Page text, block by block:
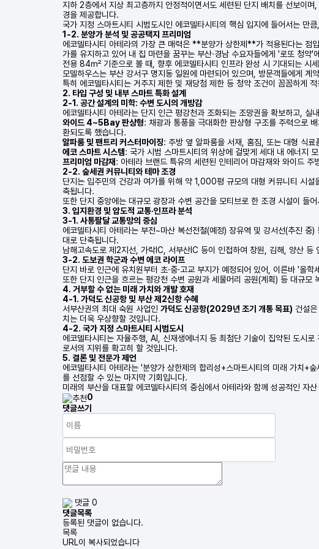
지하 2층에서 지상 최고층까지 안정적이면서도 세련된 단지 배치를 선보
경을 제공합니다.
국가 지정 스마트시티 시범도시인 에코델타시티의 핵심 입지에 들어서는 만
1-2. 분양가 분석 및 공공택지 프리미엄
에코델타시티 아테라의 가장 큰 매력은 **분양가 상한제**가 적용된다는 점
가를 유지하고 있어 내 집 마련을 꿈꾸는 부산·경남 수요자들에게 '로또 청약'
전용 84㎡ 기준으로 볼 때, 향후 에코델타시티 인프라 완성 시 기대되는 시
모델하우스는 부산 강서구 명지동 일원에 마련되어 있으며, 방문객들에게
특히 에코델타시티는 거주지 제한 및 재당첨 제한 등 청약 조건이 꼼꼼하게
2. 타입 구성 및 내부 스마트 특화 설계
2-1. 공간 설계의 미학: 수변 도시의 개방감
에코델타시티 아테라는 단지 인근 평강천과 조화되는 조망권을 확보하고, 실
와이드 4~5Bay 판상형: 채광과 통풍을 극대화한 판상형 구조를 주력으로
환되도록 했습니다.
알파룸 및 팬트리 커스터마이징: 주방 옆 알파룸을 서재, 홈짐, 또는 대형 식료
에코 스마트 시스템: 국가 시범 스마트시티의 위상에 걸맞게 세대 내 에너지
프리미엄 마감재: 아테라 브랜드 특유의 세련된 인테리어 마감재와 와이드
2-2. 숲세권 커뮤니티와 테마 조경
단지는 입주민의 건강과 여가를 위해 약 1,000평 규모의 대형 커뮤니티 시
축됩니다.
또한 단지 중앙에는 대규모 광장과 수변 공간을 모티브로 한 조경 시설이 들
3. 입지환경 및 압도적 교통·인프라 분석
3-1. 사통팔달 교통망의 중심
에코델타시티 아테라는 부전~마산 복선전철(예정) 장유역 및 강서선(추진
대로 단축됩니다.
남해고속도로 제2지선, 가락IC, 서부산IC 등이 인접하여 창원, 김해, 양산 등
3-2. 도보권 학군과 수변 에코 라이프
단지 바로 인근에 유치원부터 초·중·고교 부지가 예정되어 있어, 이른바 '올
또한 단지 인근을 흐르는 평강천 수변 공원과 세물머리 공원(계획) 등 대규
4. 거부할 수 없는 미래 가치와 개발 호재
4-1. 가덕도 신공항 및 부산 제2신항 수혜
서부산권의 최대 숙원 사업인 가덕도 신공항(2029년 조기 개통 목표) 건설
치는 더욱 우상향할 것입니다.
4-2. 국가 지정 스마트시티 시범도시
에코델타시티는 자율주행, AI, 신재생에너지 등 최첨단 기술이 집약된 도시
로서의 지위를 확고히 할 것입니다.
5. 결론 및 전문가 제언
에코델타시티 아테라는 '분양가 상한제의 합리성+스마트시티의 미래 가치+
를 선점할 수 있는 마지막 기회입니다.
미래의 부산을 대표할 에코델타시티의 중심에서 아테라와 함께 성공적인 자
0
댓글쓰기
댓글 0
댓글목록
등록된 댓글이 없습니다.
목록
URL이 복사되었습니다